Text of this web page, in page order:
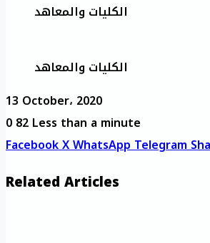
الكليات والمعاهد
الكليات والمعاهد
13 October، 2020
082Less than a minute
FacebookXWhatsAppTelegram
Related Articles